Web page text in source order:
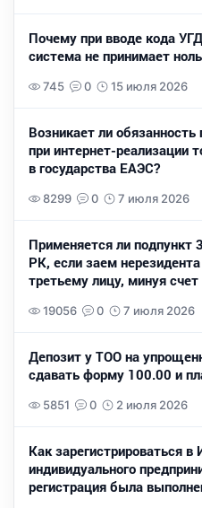
Почему при вводе кода
система не принимает
745 0 15 июля 2026
Возникает ли
при интернет-реализации
в государства ЕАЭС?
8299 0 7 июля 2026
Применяется ли подпункт
РК, если заем
третьему лицу, минуя
19056 0 7 июля 2026
Депозит у ТОО на
сдавать форму 100.00 и
5851 0 2 июля 2026
Как зарегистрироваться
индивидуального
регистрация была